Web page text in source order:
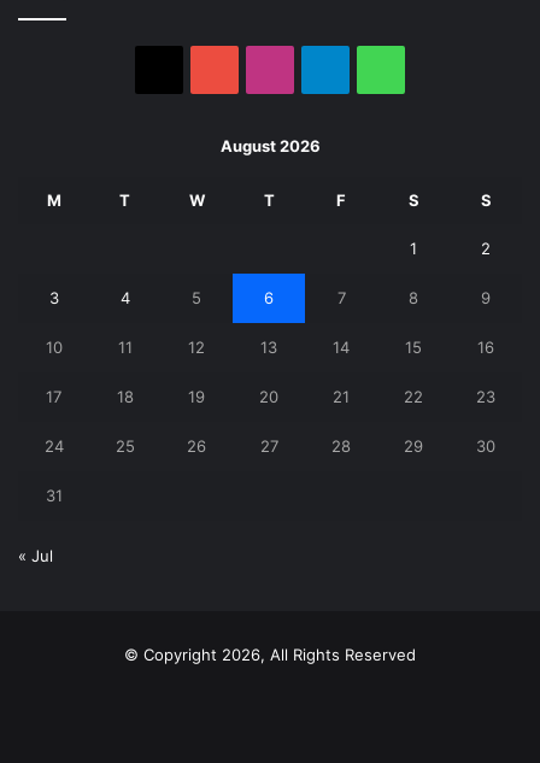
August 2026
M T W T F S S
1 2
3 4 5 6 7 8 9
10 11 12 13 14 15 16
17 18 19 20 21 22 23
24 25 26 27 28 29 30
31
« Jul
© Copyright 2026, All Rights Reserved